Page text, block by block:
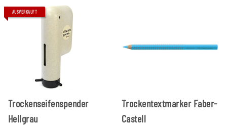
AUSVERKAUFT
Trockenseifenspender
Hellgrau
Trockentextmarker Faber-
Castell